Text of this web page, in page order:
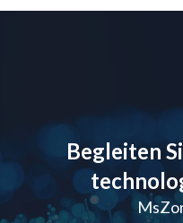
Begleiten